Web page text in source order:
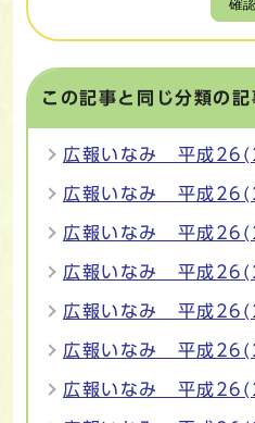
確
この記事と同じ分類の記
広報いなみ 平成
広報いなみ 平成
広報いなみ 平成
広報いなみ 平成
広報いなみ 平成
広報いなみ 平成
広報いなみ 平成